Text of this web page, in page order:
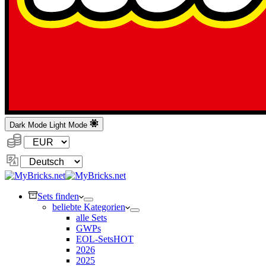
Dark Mode Light Mode
Währung:
Sprache
ändern
Sets finden
beliebte Kategorien
alle Sets
GWPs
EOL-SetsHOT
2026
2025